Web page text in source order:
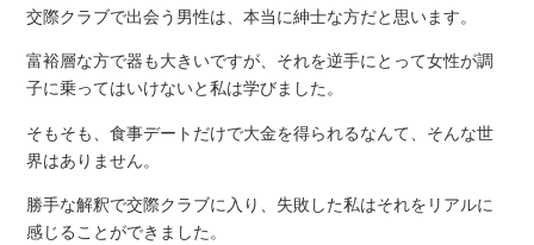
交際クラブで出会う男性は、本当に紳士な方だと思います。
富裕層な方で器も大きいですが、それを逆手にとって女性が調
子に乗ってはいけないと私は学びました。
そもそも、食事デートだけで大金を得られるなんて、そんな世
界はありません。
勝手な解釈で交際クラブに入り、失敗した私はそれをリアルに
感じることができました。